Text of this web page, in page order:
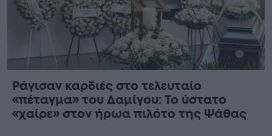
Ράγισαν καρδιές στο τελευταίο
«πέταγμα» του Δαμίγου: Το ύστατο
«χαίρε» στον ήρωα πιλότο της Ψάθας